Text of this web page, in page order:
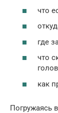
что
где
что
как
Погружаясь